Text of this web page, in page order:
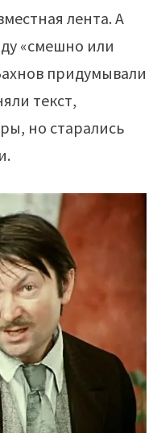
лента. А
«смешно или
придумывали
текст,
но старались